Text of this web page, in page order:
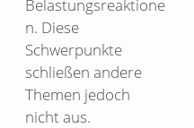
Belastungsreaktione
n. Diese
Schwerpunkte
schließen andere
Themen jedoch
nicht aus.